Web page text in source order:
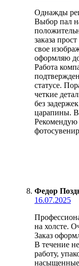
Однажды
Выбор пал
заказа
свое
оформляю
Работа
статусе.
четкие
без
царапины.
Рекомендую
Федор
16.07.2025
на холсте.
Заказ
В течение
работу,